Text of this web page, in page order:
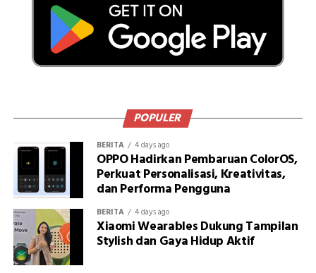
POPULER
BERITA 4 days ago
OPPO Hadirkan Pembaruan ColorOS,
Perkuat Personalisasi, Kreativitas,
dan Performa Pengguna
BERITA 4 days ago
Xiaomi Wearables Dukung Tampilan
Stylish dan Gaya Hidup Aktif